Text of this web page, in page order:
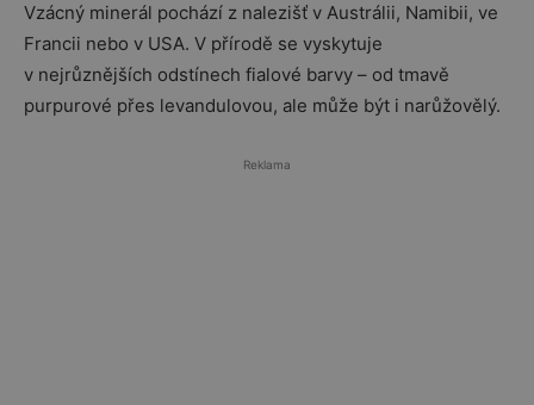
Vzácný minerál pochází z nalezišť v Austrálii, Namibii, ve
Francii nebo v USA. V přírodě se vyskytuje
v nejrůznějších odstínech fialové barvy – od tmavě
purpurové přes levandulovou, ale může být i narůžovělý.
Reklama